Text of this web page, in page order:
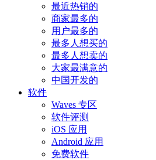
最近热销的
商家最多的
用户最多的
最多人想买的
最多人想卖的
大家最满意的
中国开发的
软件
Waves 专区
软件评测
iOS 应用
Android 应用
免费软件